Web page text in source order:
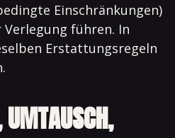
Einschränkungen)
Verlegung führen. In
Erstattungsregeln